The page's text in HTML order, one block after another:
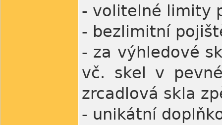
- volitelné limity
- bezlimitní
- za výhledové
vč. skel v
zrcadlová skla
- unikátní